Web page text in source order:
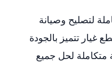
لتصليح وصيانة
غيار تتميز بالجودة
متكاملة لحل جميع